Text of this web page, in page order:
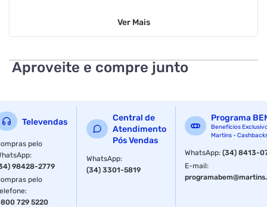
Ver Mais
Aproveite e compre junto
Televendas
pelo
:
98428-2779
pelo
:
729 5220
Central de
Atendimento
Pós Vendas
WhatsApp:
(34) 3301-5819
Programa
Benefícios
Martins -
WhatsApp:(34) 8413-
E-mail: